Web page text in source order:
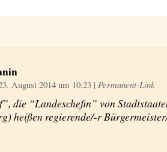
August 2014 um 10:23 | Permanent-Link
die “Landeschefin” von
heißen regierende/-r